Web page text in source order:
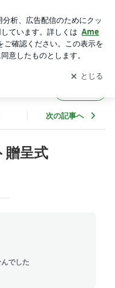
通知
を受け取りまし
開く
次の記事へ
贈呈式
でした